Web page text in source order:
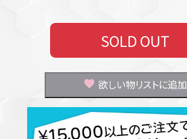
SOLD OUT
欲しい物リストに追加